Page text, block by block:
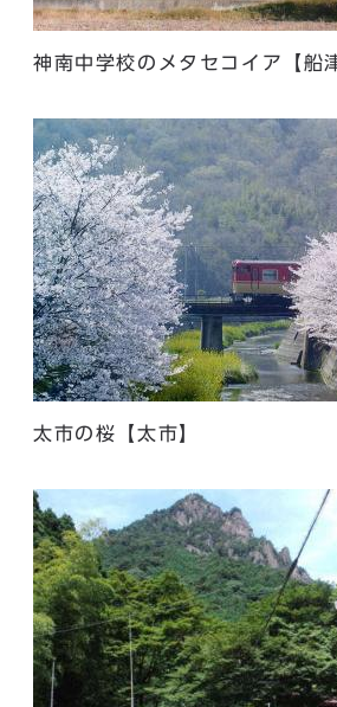
神南中学校のメタセコイア【船
太市の桜【太市】